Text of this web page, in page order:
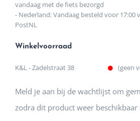
vandaag met de fiets bezorgd
- Nederland: Vandaag besteld voor 17:00
PostNL
Winkelvoorraad
K&L - Zadelstraat 38 (geen
Meld je aan bij de wachtlijst om
zodra dit product weer beschikbaar